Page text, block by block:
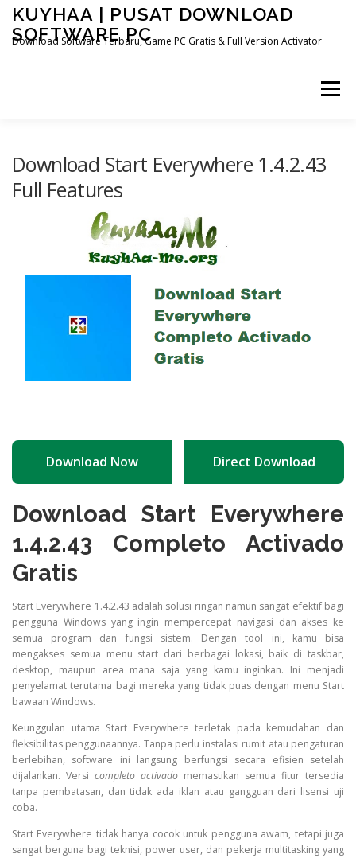
Skip
content
KUYHAA | PUSAT DOWNLOAD
SOFTWARE PC
Download Software Terbaru, Game PC Gratis & Full Version Activator
Menu
OTHER PAGES
Download Start Everywhere 1.4.2.43
Full Features
Download Now Direct Download
Download Start Everywhere
1.4.2.43 Completo Activado
Gratis
Start Everywhere 1.4.2.43 adalah solusi ringan namun sangat efektif bagi
pengguna Windows yang ingin mempercepat navigasi dan akses ke
semua program dan fungsi sistem. Dengan tool ini, kamu bisa
mengakses semua menu start dari berbagai lokasi, baik di taskbar,
desktop, maupun area mana saja yang kamu inginkan. Ini menjadi
penyelamat terutama bagi mereka yang tidak puas dengan menu Start
bawaan Windows.
Keunggulan utama Start Everywhere terletak pada kemudahan dan
fleksibilitas penggunaannya. Tanpa perlu instalasi rumit atau pengaturan
berlebihan, software ini langsung berfungsi secara efisien setelah
dijalankan. Versi completo activado memastikan semua fitur tersedia
tanpa pembatasan, dan tidak ada iklan atau gangguan dari lisensi uji
coba.
Start Everywhere tidak hanya cocok untuk pengguna awam, tetapi juga
sangat berguna bagi teknisi, power user, dan pekerja multitasking yang